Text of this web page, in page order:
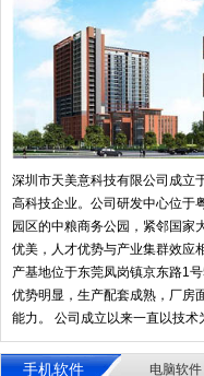
深圳市天美意科技有限公司成立
高科技企业。公司研发中心位于
园区的中粮商务公园，紧邻国家
优美，人才优势与产业集群效应
产基地位于东莞凤岗镇京东路1
优势明显，生产配套成熟，厂房
能力。 公司成立以来一直以技术
手机软件 电脑软件